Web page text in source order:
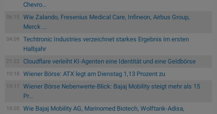
Chevro...
06:15
Wie Zalando, Fresenius Medical Care, Infineon, Airbus Group,
Merck ...
04:09
Techtronic Industries verzeichnet starkes Ergebnis im ersten
Halbjahr
21:22 Cloudflare verleiht KI-Agenten eine Identität und eine Geldbörse
19:18 Wiener Börse: ATX legt am Dienstag 1,13 Prozent zu
19:17
Wiener Börse Nebenwerte-Blick: Bajaj Mobility steigt mehr als 15
Pr...
18:05 Wie Bajaj Mobility AG, Marinomed Biotech, Wolftank-Adisa,